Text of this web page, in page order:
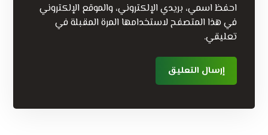
احفظ اسمي، بريدي الإلكتروني، والموقع الإلكتروني
في هذا المتصفح لاستخدامها المرة المقبلة في
تعليقي.
إرسال التعليق